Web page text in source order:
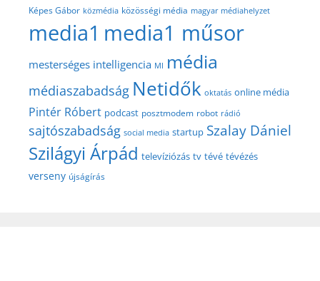
Képes Gábor közmédia közösségi média magyar médiahelyzet
media1 media1 műsor
mesterséges intelligencia MI média
médiaszabadság Netidők oktatás online média
Pintér Róbert podcast posztmodem robot rádió
sajtószabadság social media startup Szalay Dániel
Szilágyi Árpád televíziózás tv tévé tévézés
verseny újságírás